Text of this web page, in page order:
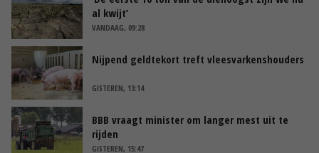
al kwijt’
VANDAAG, 09:28
Nijpend geldtekort treft vleesvarkenshouders
GISTEREN, 13:14
BBB vraagt minister om langer mest uit te
rijden
GISTEREN, 15:47